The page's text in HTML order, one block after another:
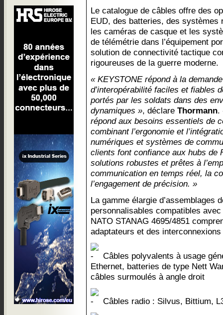
Le catalogue de câbles offre des
EUD, des batteries, des
les caméras de casque et les
de télémétrie dans l’équipement
solution de connectivité tactique
rigoureuses de la guerre moderne.
« KEYSTONE répond à la
d’interopérabilité faciles et fiables
portés par les soldats dans des
dynamiques », déclare Thormann.
répond aux besoins essentiels de
combinant l’ergonomie et
numériques et systèmes de
clients font confiance aux hubs de
solutions robustes et prêtes à
communication en temps réel, la
l’engagement de précision. »
La gamme élargie d’assemblages
personnalisables compatibles
NATO STANAG 4695/4851
adaptateurs et des
Câbles polyvalents à usage
Ethernet, batteries de type Nett
câbles surmoulés à angle droit
Câbles radio : Silvus, Bittium,